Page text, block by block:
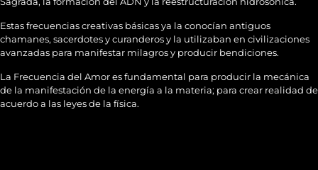
Estas frecuencias creativas básicas ya la conocían antiguos
chamanes, sacerdotes y curanderos y la utilizaban en civilizaciones
avanzadas para manifestar milagros y producir bendiciones.
La Frecuencia del Amor es fundamental para producir la mecánica
de la manifestación de la energía a la materia; para crear realidad de
acuerdo a las leyes de la física.